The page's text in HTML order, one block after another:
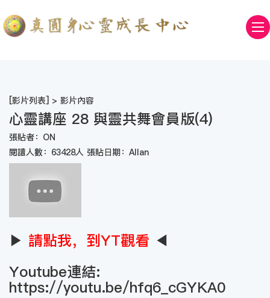
[影片列表] > 影片內容
心靈講座 28 與靈共舞會員版(4)
張貼者：ON
閱讀人數：63428人 張貼日期：Allan
▶ 請點我，到YT觀看 ◀
Youtube連結:
https://youtu.be/hfq6_cGYKA0